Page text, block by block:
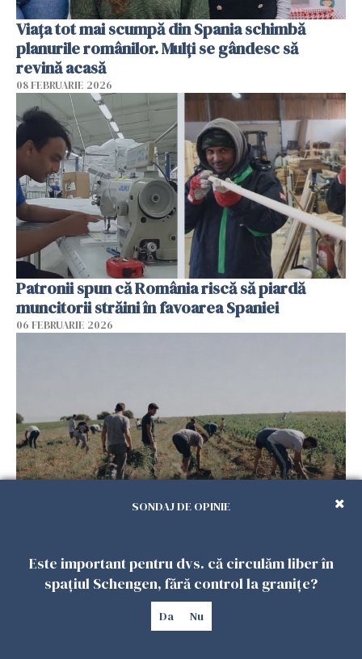
Viața tot mai scumpă din Spania schimbă
planurile românilor. Mulți se gândesc să
revină acasă
08 FEBRUARIE 2026
Patronii spun că România riscă să piardă
muncitorii străini în favoarea Spaniei
06 FEBRUARIE 2026
poliției
04 FEBRUARIE 2026
SONDAJ DE OPINIE
Este important pentru dvs. că circulăm liber în
spațiul Schengen, fără control la granițe?
Da Nu